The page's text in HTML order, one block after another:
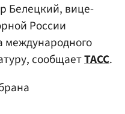
Белецкий, вице-
России
международного
сообщаетТАСС.